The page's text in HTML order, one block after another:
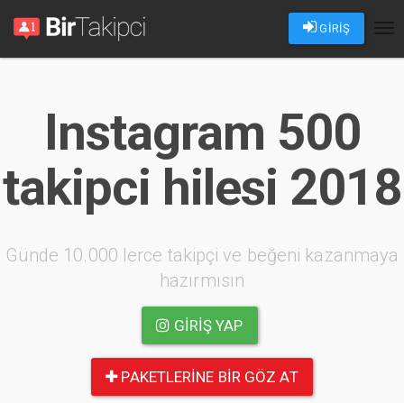
GİRİŞ
Instagram 500
takipci hilesi 2018
Günde 10.000 lerce takipçi ve beğeni kazanmaya
hazırmısın
GIRIŞ YAP
PAKETLERINE BIR GÖZ AT